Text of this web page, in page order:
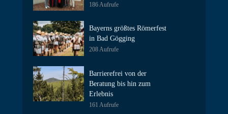
186 Aufrufe
Bayerns größtes Römerfest
in Bad Gögging
208 Aufrufe
Barrierefrei von der
Beratung bis hin zum
Erlebnis
161 Aufrufe